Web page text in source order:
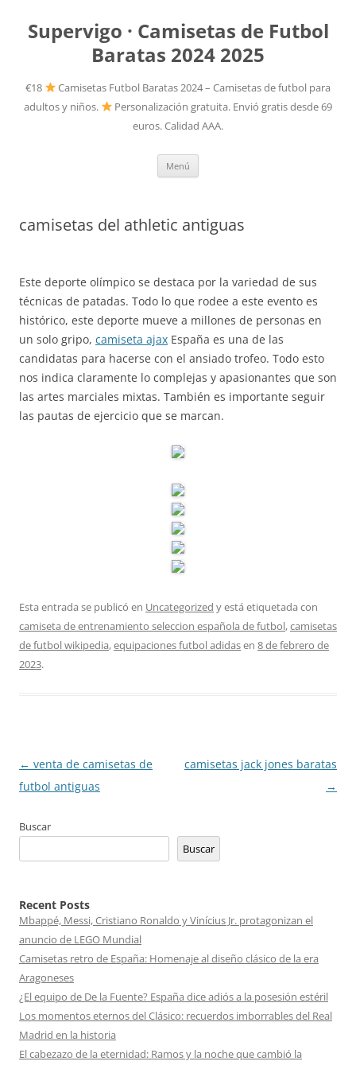
Supervigo · Camisetas de Futbol
Baratas 2024 2025
€18
Camisetas Futbol Baratas 2024 – Camisetas de futbol para
adultos y niños.
Personalización gratuita. Envió gratis desde 69
euros. Calidad AAA.
Menú
camisetas del athletic antiguas
Este deporte olímpico se destaca por la variedad de sus
técnicas de patadas. Todo lo que rodee a este evento es
histórico, este deporte mueve a millones de personas en
un solo gripo, camiseta ajax España es una de las
candidatas para hacerse con el ansiado trofeo. Todo esto
nos indica claramente lo complejas y apasionantes que son
las artes marciales mixtas. También es importante seguir
las pautas de ejercicio que se marcan.
Esta entrada se publicó en Uncategorized y está etiquetada con
camiseta de entrenamiento seleccion española de futbol,camisetas
de futbol wikipedia,equipaciones futbol adidasen 8 de febrero de
2023.
Navegación
de
← venta de camisetas de
futbol antiguas
camisetas jack jones baratas
→
Buscar
Buscar
Recent Posts
Mbappé, Messi, Cristiano Ronaldo y Vinícius Jr. protagonizan el
anuncio de LEGO Mundial
Camisetas retro de España: Homenaje al diseño clásico de la era
Aragoneses
¿El equipo de De la Fuente? España dice adiós a la posesión estéril
Los momentos eternos del Clásico: recuerdos imborrables del Real
Madrid en la historia
El cabezazo de la eternidad: Ramos y la noche que cambió la